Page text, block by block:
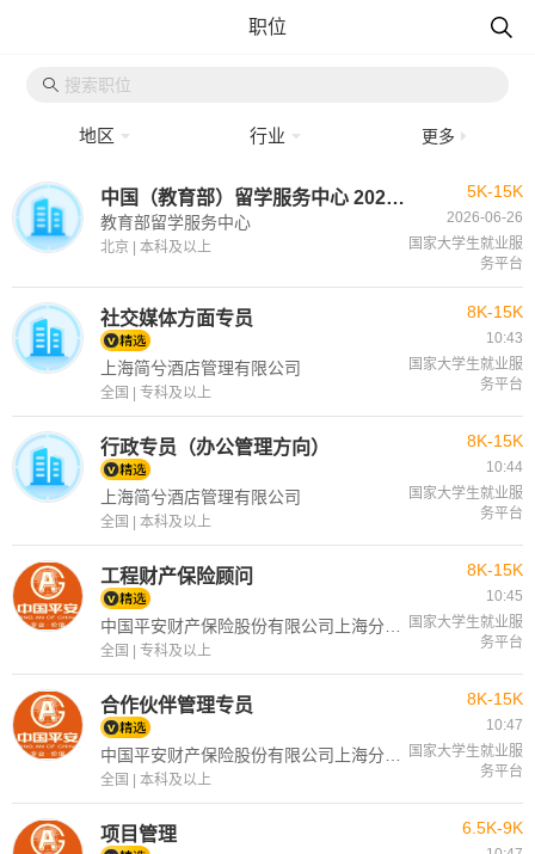
职位
地区 行业 更多
中国（教育部）留学服务中心 2026年度上半年公开招聘公告 （非事业编制）
教育部留学服务中心
北京 | 本科及以上
5K-15K
2026-06-26
国家大学生就业服
务平台
社交媒体方面专员
上海简兮酒店管理有限公司
全国 | 专科及以上
8K-15K
10:43
国家大学生就业服
务平台
行政专员（办公管理方向）
上海简兮酒店管理有限公司
全国 | 本科及以上
8K-15K
10:44
国家大学生就业服
务平台
工程财产保险顾问
全国 | 专科及以上
8K-15K
10:45
国家大学生就业服
务平台
合作伙伴管理专员
全国 | 本科及以上
8K-15K
10:47
国家大学生就业服
务平台
项目管理 6.5K-9K